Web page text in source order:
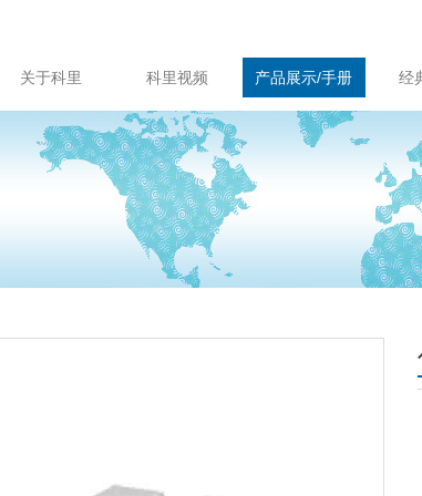
关于科里 科里视频 产品展示/手册 经